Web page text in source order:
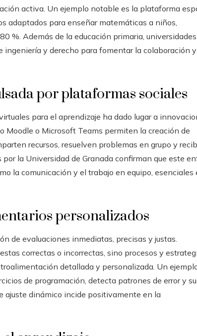
activa. Un ejemplo notable es la plataforma
adaptados para enseñar matemáticas a niños,
%. Además de la educación primaria, universidades
y derecho para fomentar la colaboración
por plataformas sociales
para el aprendizaje ha dado lugar a
Moodle o Microsoft Teams permiten la creación de
recursos, resuelven problemas en grupo y
la Universidad de Granada confirman que este
la comunicación y el trabajo en equipo, esenciales
personalizados
de evaluaciones inmediatas, precisas y justas.
correctas o incorrectas, sino procesos y
detallada y personalizada. Un
de programación, detecta patrones de error y
ajuste dinámico incide positivamente en la